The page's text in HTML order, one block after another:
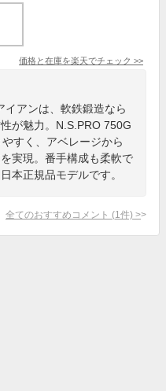
価格と在庫を楽天でチェック >>
イアンは、軟鉄鍛造なら
が魅力。N.S.PRO 750G
すく、アベレージから
実現。番手構成も柔軟で
本正規品モデルです。
全てのおすすめコメント (1 件) >